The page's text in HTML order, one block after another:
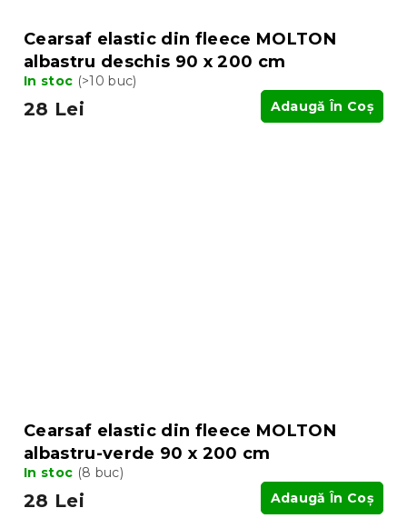
Cearsaf elastic din fleece MOLTON
albastru deschis 90 x 200 cm
In stoc (>10 buc)
28 Lei Adaugă În Coş
Cearsaf elastic din fleece MOLTON
albastru-verde 90 x 200 cm
In stoc (8 buc)
28 Lei Adaugă În Coş